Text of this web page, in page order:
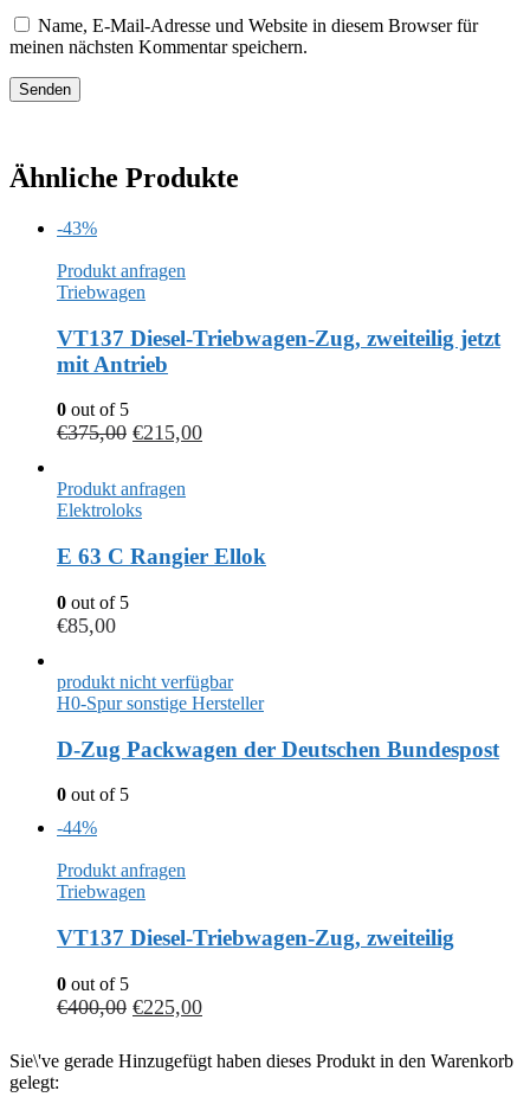
Name, E-Mail-Adresse und Website in diesem Browser für
meinen nächsten Kommentar speichern.
Ähnliche Produkte
-43%
Produkt anfragen
Triebwagen
VT137 Diesel-Triebwagen-Zug, zweiteilig jetzt
mit Antrieb
0 out of 5
€375,00 €215,00
Produkt anfragen
Elektroloks
E 63 C Rangier Ellok
0 out of 5
€85,00
produkt nicht verfügbar
H0-Spur sonstige Hersteller
D-Zug Packwagen der Deutschen Bundespost
0 out of 5
-44%
Produkt anfragen
Triebwagen
VT137 Diesel-Triebwagen-Zug, zweiteilig
0 out of 5
€400,00 €225,00
Sie\'ve gerade Hinzugefügt haben dieses Produkt in den Warenkorb
gelegt: